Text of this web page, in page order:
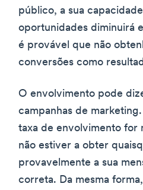
público, a sua
oportunidades diminuirá
é provável que não
conversões como
O envolvimento pode
campanhas de
taxa de envolvimento for
não estiver a obter
provavelmente a sua
correta. Da mesma